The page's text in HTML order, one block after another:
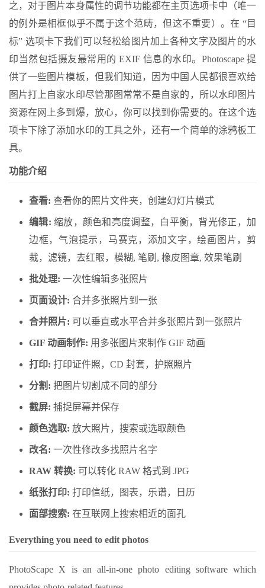
之，对于图片本身属性的调节功能都在主页选项卡中（唯一
的例外是相框似乎不属于这个范畴，但这不重要）。在 “目
标” 选项卡下我们可以轻松给图片加上各种文字及图片的水
印当然包括摄友最常用的 EXIF 信息的水印。Photoscape 提
供了一些图片模板，但我们知道，因为中国人民都很喜欢给
图片打上自家水印尽管那图常常不是自家的，所以水印图片
资源在网上多到爆，放心，你可以找到你需要的。在这个选
项卡下除了添加水印的工具之外，还有一个简单的涂鸦板工
具。
功能介绍
查看: 查看你的照片文件夹，创建幻灯片模式
编辑: 缩放，颜色和亮度调整，白平衡，背光修正，加
边框，气泡提示，马赛克，添加文字，绘画图片，剪
裁，滤镜，去红眼，模糊, 笔刷, 橡皮图章, 效果笔刷
批处理: 一次性编辑多张照片
页面设计: 合并多张照片到一张
合并照片: 可以垂直或水平合并多张照片到一张照片
GIF 动画制作: 用多张图片来制作 GIF 动画
打印: 打印证件照，CD 封套，护照照片
分割: 把图片切割成不同的部分
截屏: 捕捉屏幕并保存
颜色选取: 放大照片，搜索或选取颜色
改名: 一次性修改多找照片名字
RAW 转换: 可以转化 RAW 格式到 JPG
纸张打印: 打印信纸，图表，乐谱，日历
面部搜索: 在互联网上搜索相近的面孔
Everything you need to edit photos
PhotoScape X is an all-in-one photo editing software which